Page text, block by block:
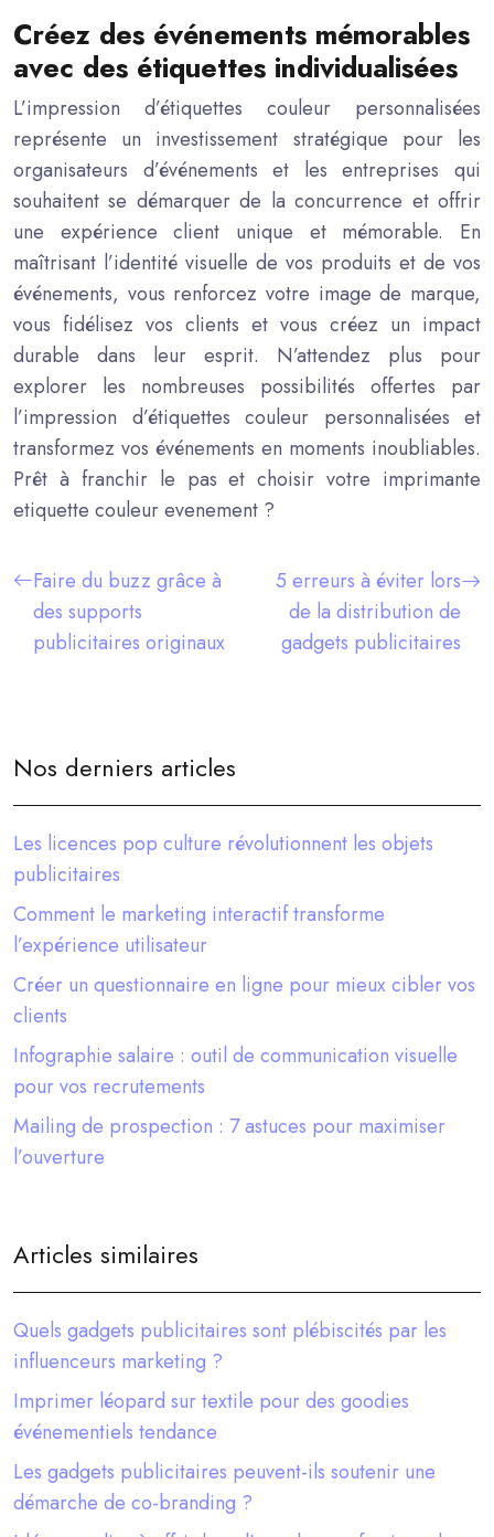
Créez des événements mémorables
avec des étiquettes individualisées
L’impression d’étiquettes couleur personnalisées
représente un investissement stratégique pour les
organisateurs d’événements et les entreprises qui
souhaitent se démarquer de la concurrence et offrir
une expérience client unique et mémorable. En
maîtrisant l’identité visuelle de vos produits et de vos
événements, vous renforcez votre image de marque,
vous fidélisez vos clients et vous créez un impact
durable dans leur esprit. N’attendez plus pour
explorer les nombreuses possibilités offertes par
l’impression d’étiquettes couleur personnalisées et
transformez vos événements en moments inoubliables.
Prêt à franchir le pas et choisir votre imprimante
etiquette couleur evenement ?
Faire du buzz grâce à
des supports
publicitaires originaux
5 erreurs à éviter lors
de la distribution de
gadgets publicitaires
Nos derniers articles
Les licences pop culture révolutionnent les objets
publicitaires
Comment le marketing interactif transforme
l’expérience utilisateur
Créer un questionnaire en ligne pour mieux cibler vos
clients
Infographie salaire : outil de communication visuelle
pour vos recrutements
Mailing de prospection : 7 astuces pour maximiser
l’ouverture
Articles similaires
Quels gadgets publicitaires sont plébiscités par les
influenceurs marketing ?
Imprimer léopard sur textile pour des goodies
événementiels tendance
Les gadgets publicitaires peuvent-ils soutenir une
démarche de co-branding ?